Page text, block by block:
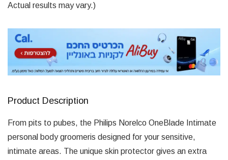
Actual results may vary.)
Product Description
From pits to pubes, the Philips Norelco OneBlade Intimate
personal body groomeris designed for your sensitive,
intimate areas. The unique skin protector gives an extra